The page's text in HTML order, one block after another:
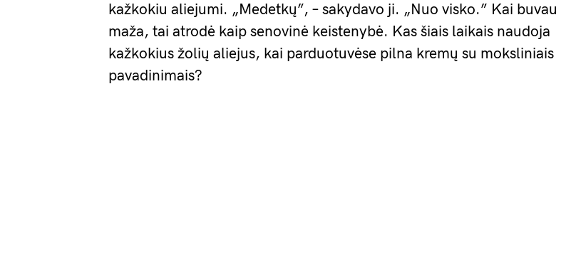
kažkokiu aliejumi. „Medetkų”, – sakydavo ji. „Nuo visko.” Kai buvau
maža, tai atrodė kaip senovinė keistenybė. Kas šiais laikais naudoja
kažkokius žolių aliejus, kai parduotuvėse pilna kremų su moksliniais
pavadinimais?